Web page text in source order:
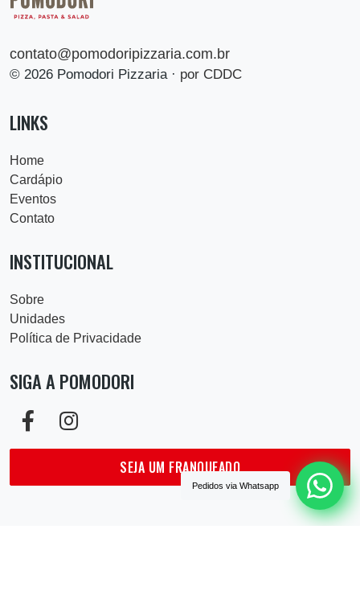
contato@pomodoripizzaria.com.br
© 2026 Pomodori Pizzaria · por CDDC
LINKS
Home
Cardápio
Eventos
Contato
INSTITUCIONAL
Sobre
Unidades
Política de Privacidade
SIGA A POMODORI
SEJA UM FRANQUEADO
Pedidos via Whatsapp